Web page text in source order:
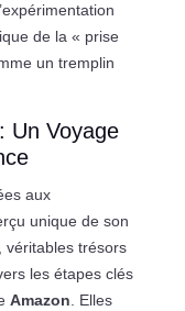
de la « prise
un tremplin
Un Voyage
aux
unique de son
véritables trésors
les étapes clés
Amazon . Elles